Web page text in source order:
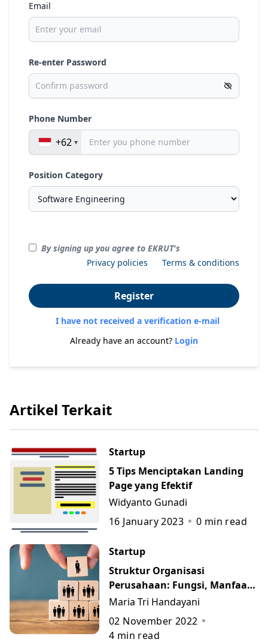
Email
Re-enter Password
Phone Number
+62
Position Category
By signing up you agree to EKRUT's
Privacy policies
Terms & conditions
Register
I have not received a verification e-mail
Already have an account? Login
Artikel Terkait
Startup
5 Tips Menciptakan Landing
Page yang Efektif
Widyanto Gunadi
16 January 2023
0 min read
Startup
Struktur Organisasi
Perusahaan: Fungsi, Manfaat,
Contoh, dan 7 Jenisnya
Maria Tri Handayani
02 November 2022
4 min read